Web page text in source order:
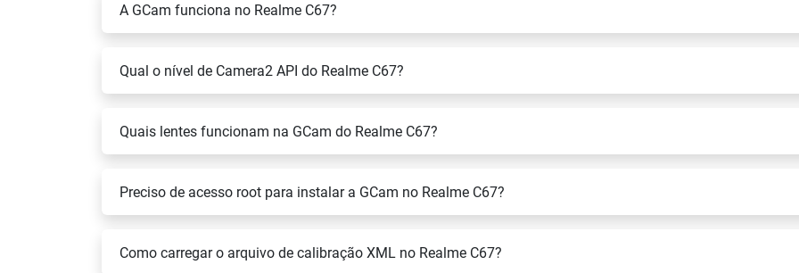
A GCam funciona no Realme C67?
Qual o nível de Camera2 API do Realme C67?
Quais lentes funcionam na GCam do Realme C67?
Preciso de acesso root para instalar a GCam no Realme C67?
Como carregar o arquivo de calibração XML no Realme C67?